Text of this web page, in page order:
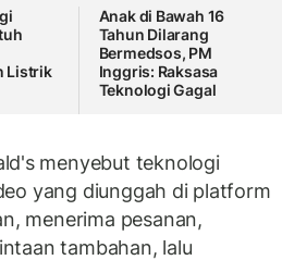
Listrik
Anak di Bawah 16
Tahun Dilarang
Bermedsos, PM
Inggris: Raksasa
Teknologi Gagal
menyebut teknologi
yang diunggah di platform
menerima pesanan,
tambahan, lalu